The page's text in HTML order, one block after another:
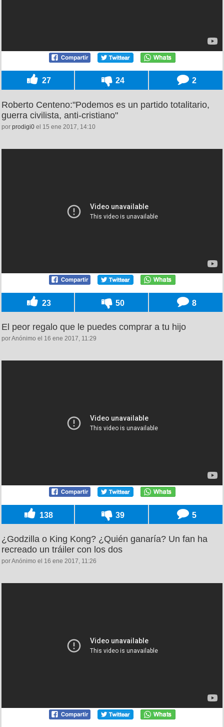
27 24 2
Roberto Centeno:"Podemos es un partido totalitario,
guerra civilista, anti-cristiano"
por prodigi0 el 15 ene 2017, 14:10
23 50 8
El peor regalo que le puedes comprar a tu hijo
por Anónimo el 16 ene 2017, 11:29
138 39 5
¿Godzilla o King Kong? ¿Quién ganaría? Un fan ha
recreado un tráiler con los dos
por Anónimo el 16 ene 2017, 11:26